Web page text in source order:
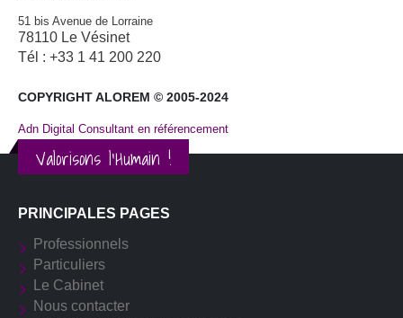
51 bis Avenue de Lorraine
78110 Le Vésinet
Tél : +33 1 41 200 220
COPYRIGHT ALOREM © 2005-2024
Adn Digital Consultant en référencement
Valorisons l'Humain !
PRINCIPALES PAGES
Professionnels
Particuliers
Le Cabinet
Nous contacter